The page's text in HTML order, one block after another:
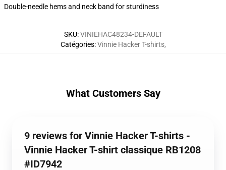
Double-needle hems and neck band for sturdiness
SKU:VINIEHAC48234-DEFAULT
Catégories:Vinnie Hacker T-shirts,
What Customers Say
9 reviews for Vinnie Hacker T-shirts -
Vinnie Hacker T-shirt classique RB1208
#ID7942